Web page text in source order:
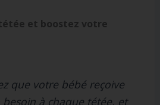
et boostez votre
que votre bébé reçoive
à chaque tétée, et